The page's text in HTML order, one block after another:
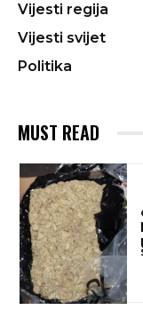
Vijesti regija
Vijesti svijet
Politika
MUST READ